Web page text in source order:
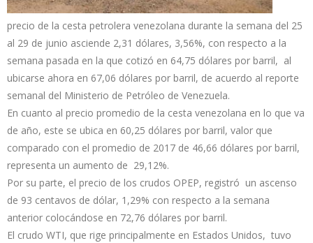
precio de la cesta petrolera venezolana durante la semana del 25
al 29 de junio asciende 2,31 dólares, 3,56%, con respecto a la
semana pasada en la que cotizó en 64,75 dólares por barril, al
ubicarse ahora en 67,06 dólares por barril, de acuerdo al reporte
semanal del Ministerio de Petróleo de Venezuela.
En cuanto al precio promedio de la cesta venezolana en lo que va
de año, este se ubica en 60,25 dólares por barril, valor que
comparado con el promedio de 2017 de 46,66 dólares por barril,
representa un aumento de 29,12%.
Por su parte, el precio de los crudos OPEP, registró un ascenso
de 93 centavos de dólar, 1,29% con respecto a la semana
anterior colocándose en 72,76 dólares por barril.
El crudo WTI, que rige principalmente en Estados Unidos, tuvo